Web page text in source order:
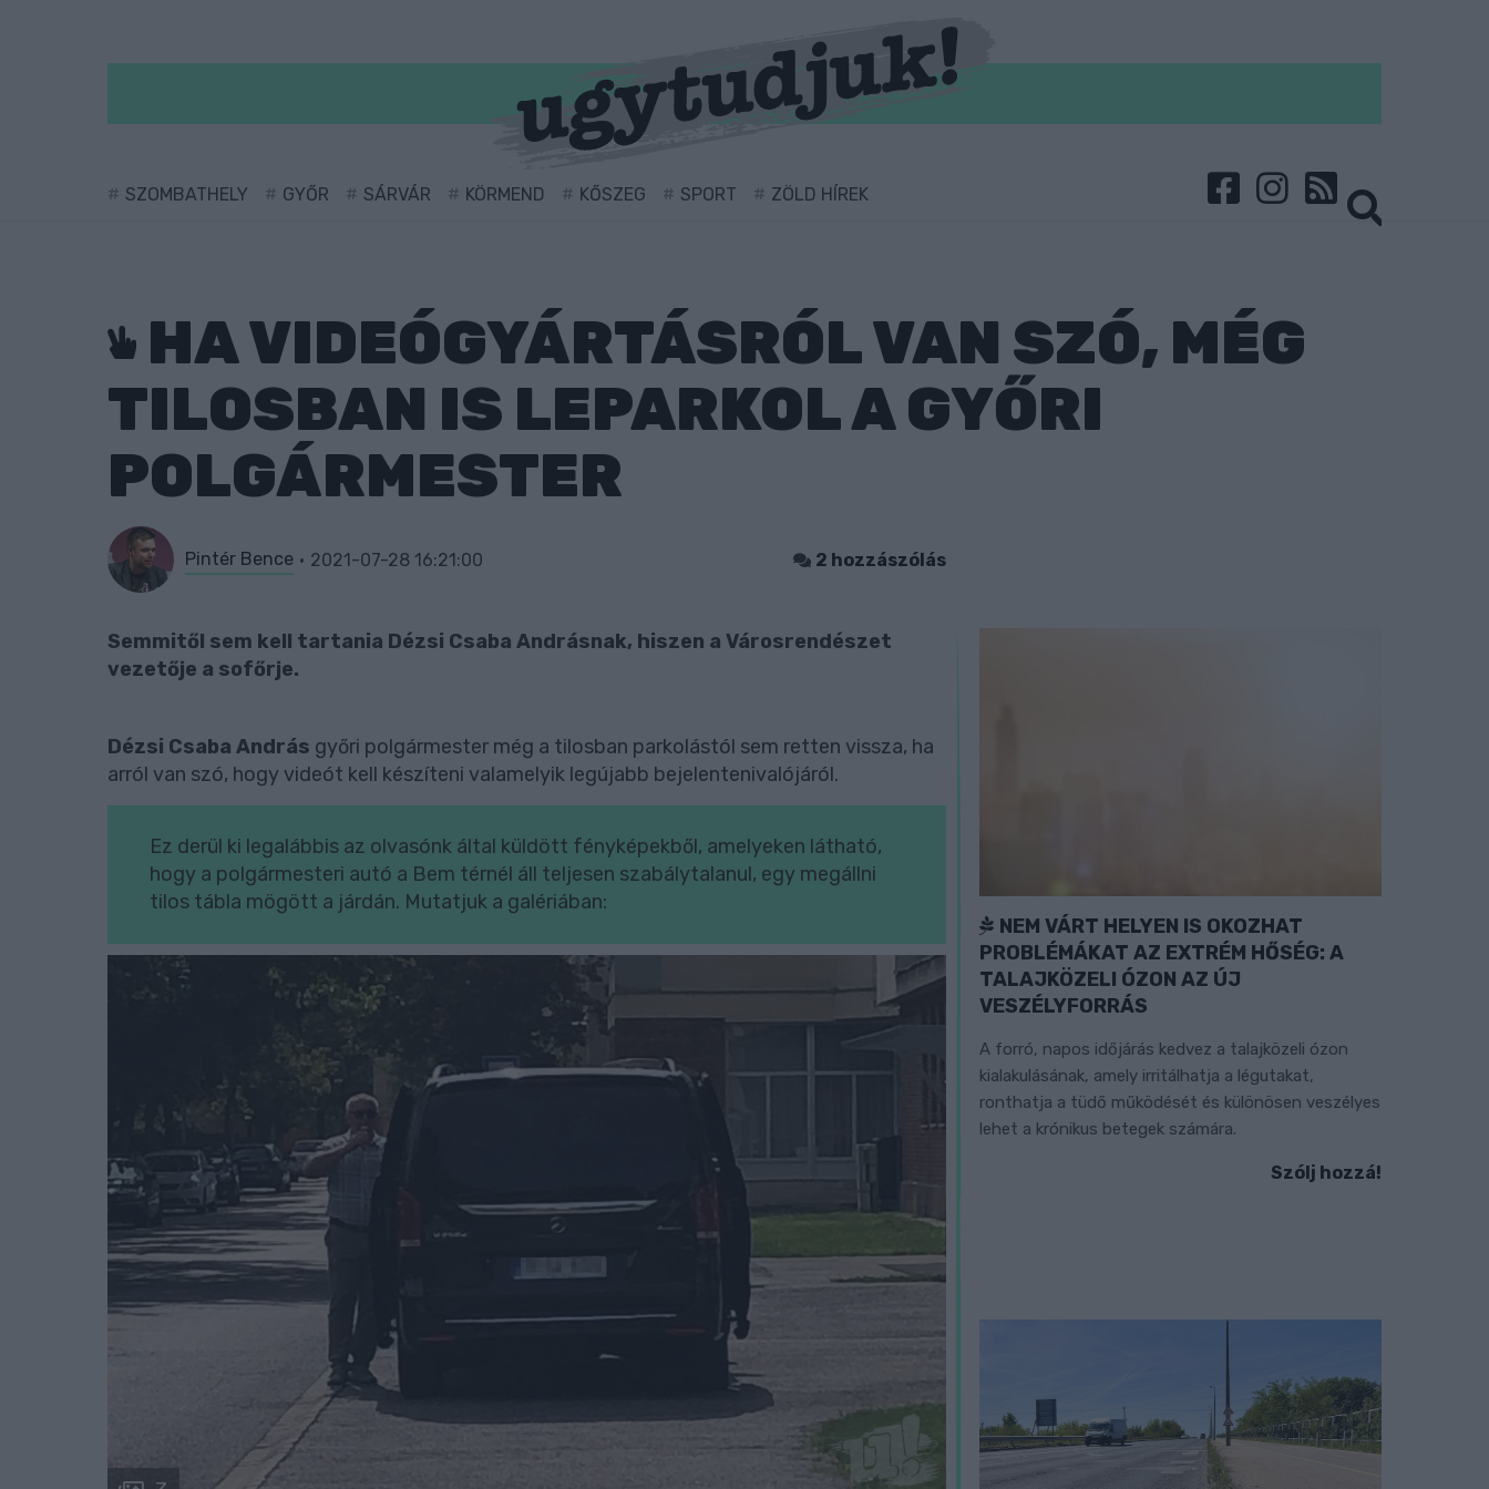
SZOMBATHELY GYŐR SÁRVÁR KÖRMEND KŐSZEG SPORT ZÖLD HÍREK
HA VIDEÓGYÁRTÁSRÓL VAN SZÓ, MÉG
TILOSBAN IS LEPARKOL A GYŐRI
POLGÁRMESTER
Pintér Bence 2021-07-28 16:21:00 2 hozzászólás
Semmitől sem kell tartania Dézsi Csaba Andrásnak, hiszen a Városrendészet
vezetője a sofőrje.
Dézsi Csaba András győri polgármester még a tilosban parkolástól sem retten vissza, ha
arról van szó, hogy videót kell készíteni valamelyik legújabb bejelentenivalójáról.
Ez derül ki legalábbis az olvasónk által küldött fényképekből, amelyeken látható,
hogy a polgármesteri autó a Bem térnél áll teljesen szabálytalanul, egy megállni
tilos tábla mögött a járdán. Mutatjuk a galériában:
NEM VÁRT HELYEN IS OKOZHAT
PROBLÉMÁKAT AZ EXTRÉM HŐSÉG: A
TALAJKÖZELI ÓZON AZ ÚJ
VESZÉLYFORRÁS
A forró, napos időjárás kedvez a talajközeli ózon
kialakulásának, amely irritálhatja a légutakat,
ronthatja a tüdő működését és különösen veszélyes
lehet a krónikus betegek számára.
Szólj hozzá!